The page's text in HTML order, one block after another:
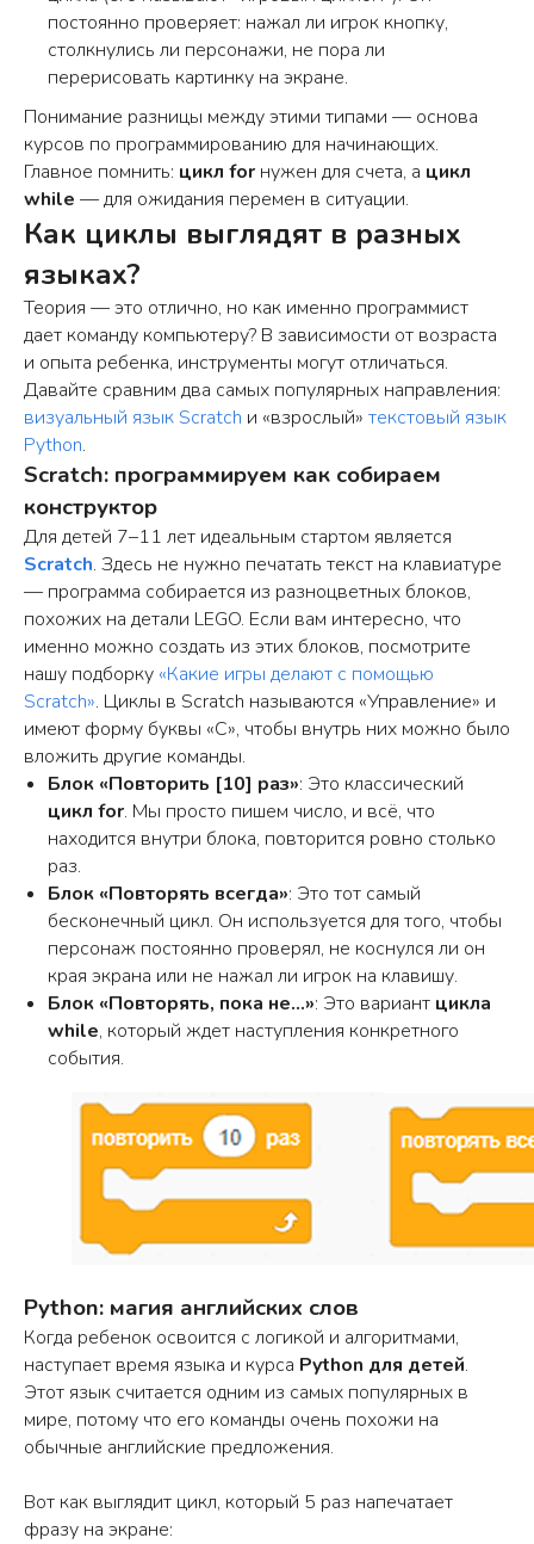
постоянно проверяет: нажал ли игрок кнопку,
столкнулись ли персонажи, не пора ли
перерисовать картинку на экране.
Понимание разницы между этими типами — основа
курсов по программированию для начинающих.
Главное помнить: цикл for нужен для счета, а цикл
while — для ожидания перемен в ситуации.
Как циклы выглядят в разных
языках?
Теория — это отлично, но как именно программист
дает команду компьютеру? В зависимости от возраста
и опыта ребенка, инструменты могут отличаться.
Давайте сравним два самых популярных направления:
визуальный язык Scratch и «взрослый» текстовый язык
Python.
Scratch: программируем как собираем
конструктор
Для детей 7–11 лет идеальным стартом является
Scratch. Здесь не нужно печатать текст на клавиатуре
— программа собирается из разноцветных блоков,
похожих на детали LEGO. Если вам интересно, что
именно можно создать из этих блоков, посмотрите
нашу подборку «Какие игры делают с помощью
Scratch». Циклы в Scratch называются «Управление» и
имеют форму буквы «С», чтобы внутрь них можно было
вложить другие команды.
Блок «Повторить [10] раз»: Это классический
цикл for. Мы просто пишем число, и всё, что
находится внутри блока, повторится ровно столько
раз.
Блок «Повторять всегда»: Это тот самый
бесконечный цикл. Он используется для того, чтобы
персонаж постоянно проверял, не коснулся ли он
края экрана или не нажал ли игрок на клавишу.
Блок «Повторять, пока не...»: Это вариант цикла
while, который ждет наступления конкретного
события.
Python: магия английских слов
Когда ребенок освоится с логикой и алгоритмами,
наступает время языка и курса Python для детей.
Этот язык считается одним из самых популярных в
мире, потому что его команды очень похожи на
обычные английские предложения.
Вот как выглядит цикл, который 5 раз напечатает
фразу на экране: